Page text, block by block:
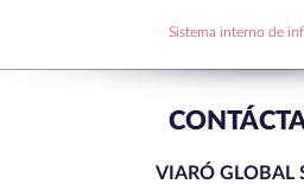
Sistema interno de
VIARÓ GLOBAL